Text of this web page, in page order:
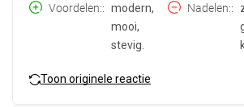
Voordelen:
modern,
mooi,
stevig.
Nadelen:
Toon originele reactie